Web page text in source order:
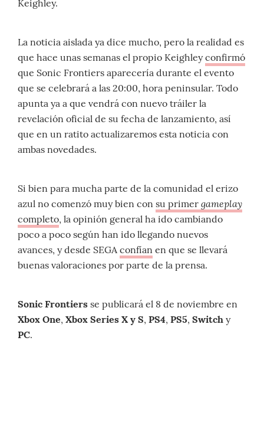
Keighley.
La noticia aislada ya dice mucho, pero la realidad es
que hace unas semanas el propio Keighleyconfirmó
que Sonic Frontiers aparecería durante el evento
que se celebrará a las 20:00, hora peninsular. Todo
apunta ya a que vendrá con nuevo tráiler la
revelación oficial de su fecha de lanzamiento, así
que en un ratito actualizaremos esta noticia con
ambas novedades.
Si bien para mucha parte de la comunidad el erizo
azul no comenzó muy bien con su primer gameplay
completo, la opinión general ha ido cambiando
poco a poco según han ido llegando nuevos
avances, y desde SEGAconfían en que se llevará
buenas valoraciones por parte de la prensa.
Sonic Frontiers se publicará el 8 de noviembre en
Xbox One, Xbox Series X y S, PS4, PS5, Switch y
PC.